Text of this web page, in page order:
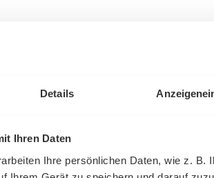
Details
Ihren Daten
Ihre persönlichen Daten, wie z. B.
und Social
sehr starke Zuwächse für
allerdings erst 42% der
weiter dynamisch steigen.